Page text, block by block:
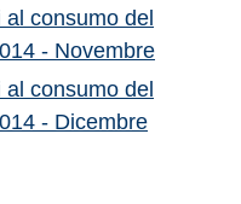
consumo del
- Novembre
consumo del
- Dicembre